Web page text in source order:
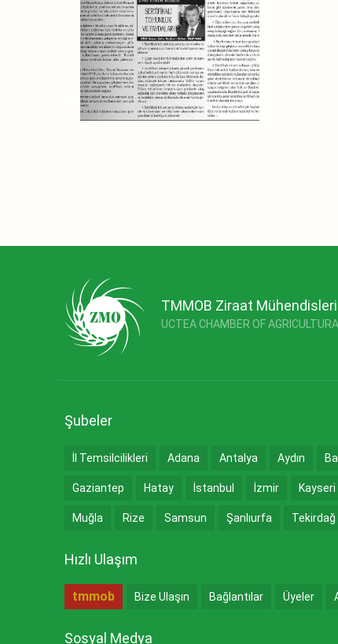
TMMOB Ziraat Mühendisleri
UCTEA CHAMBER OF
Şubeler
İl Temsilcilikleri Adana Antalya Aydın
Gaziantep Hatay İstanbul İzmir Kayseri
Muğla Rize Samsun Şanlıurfa Tekirdağ
Hızlı Ulaşım
tmmob Bize Ulaşın Bağlantılar Üyeler
Sosyal Medya